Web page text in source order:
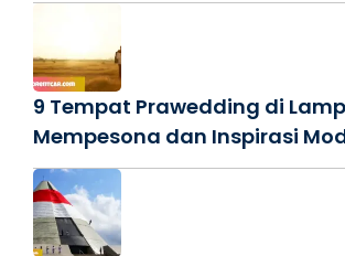
9 Tempat Prawedding di
Mempesona dan Inspirasi